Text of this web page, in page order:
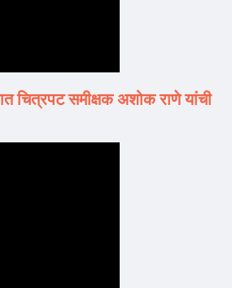
चित्रपट समीक्षक अशोक राणे यांची